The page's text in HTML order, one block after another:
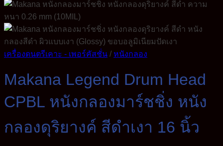
เครื่องดนตรีเคาะ - เพอร์คัสชั่น / หนังกลอง
Makana Legend Drum Head
CPBL หนังกลองมาร์ชชิ่ง หนัง
กลองดุริยางค์ สีดำเงา 16 นิ้ว